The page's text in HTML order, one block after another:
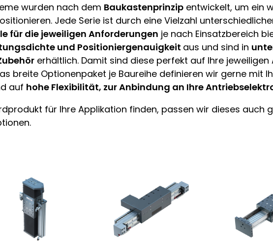
wurden nach dem Baukastenprinzip entwickelt, um ein
Jede Serie ist durch eine Vielzahl
für die jeweiligen Anforderungen je nach Einsatzbereich
und Positioniergenauigkeit aus und sind in
erhältlich. Damit sind diese perfekt auf Ihre jeweiligen
breite Optionenpaket je Baureihe definieren wir gerne mit
auf hohe Flexibilität, zur Anbindung an Ihre
für Ihre Applikation finden, passen wir dieses auch
für vertikale
Monoführungsprinzip
Eisenloser Antrieb
Cogginfreier
Ersetzt
und
Höchste